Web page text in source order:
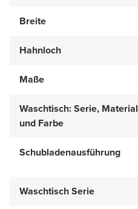
Breite
Hahnloch
Maße
Waschtisch: Serie, Material
und Farbe
Schubladenausführung
Waschtisch Serie